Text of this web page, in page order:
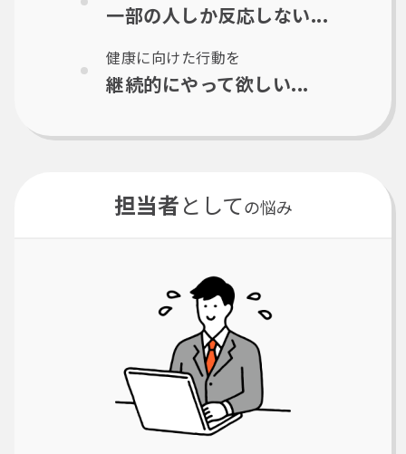
一部の人しか反応しない...
健康に向けた行動を
継続的にやって欲しい...
担当者としての悩み